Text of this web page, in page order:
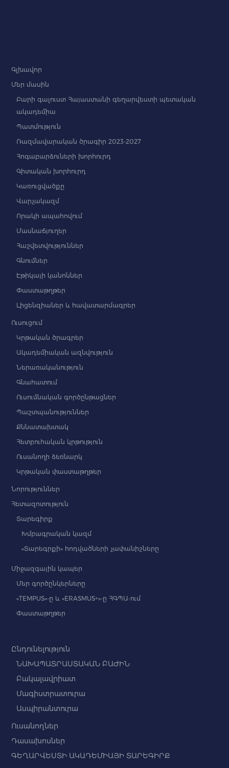
Գլխավոր
Մեր մասին
Բարի գալուստ Հայաստանի գեղարվեստի պետական
ակադեմիա
Պատմություն
Ռազմավարական ծրագիր 2023-2027
Հոգաբարձուների խորհուրդ
Գիտական խորհուրդ
Կառուցվածքը
Վարչակազմ
Որակի ապահովում
Մասնաճյուղեր
Հաշվետվություններ
Գնումներ
Էթիկայի կանոններ
Փաստաթղթեր
Լիցենզիաներ և հավատարմագրեր
Ուսուցում
Կրթական ծրագրեր
Ակադեմիական ազնվություն
Ներառականություն
Գնահատում
Ուսումնական գործընթացներ
Պաշտպանություններ
Քննատախտակ
Հետբուհական կրթություն
Ուսանողի ձեռնարկ
Կրթական փաստաթղթեր
Նորություններ
Հետազոտություն
Տարեգիրք
Խմբագրական կազմ
«Տարեգրքի» հոդվածների չափանիշները
Միջազգային կապեր
Մեր գործընկերները
«TEMPUS»-ը և «ERASMUS+»-ը ՀԳՊԱ-ում
Փաստաթղթեր
Ընդունելություն
ՆԱԽԱՊԱՏՐԱՍՏԱԿԱՆ ԲԱԺԻՆ
Բակալավրիատ
Մագիստրատուրա
Ասպիրանտուրա
Ուսանողներ
Դասախոսներ
ԳԵՂԱՐՎԵՍՏԻ ԱԿԱԴԵՄԻԱՅԻ ՏԱՐԵԳԻՐՔ